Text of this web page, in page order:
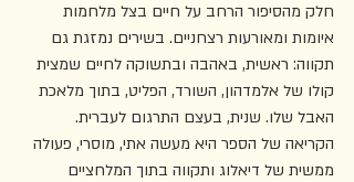
חלק מהסיפור הרחב על חיים בצל מלחמות
איומות ומאורעות רצחניים. בשירים נמזגת גם
תקווה: ראשית, באהבה ובתשוקה לחיים שמצית
קולו של אלמדהון, השורד, הפליט, בתוך מלאכת
האבל שלו. שנית, בעצם התרגום לעברית.
הקריאה של הספר היא מעשה אתי, מוסרי, פעולה
ממשית של דיאלוג ותקווה בתוך המלחציים